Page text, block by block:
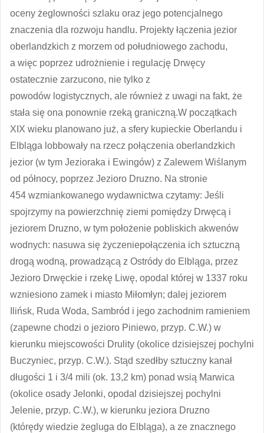
oceny żeglowności szlaku oraz jego potencjalnego
znaczenia dla rozwoju handlu. Projekty łączenia jezior
oberlandzkich z morzem od południowego zachodu,
a więc poprzez udrożnienie i regulację Drwęcy
ostatecznie zarzucono, nie tylko z
powodów logistycznych, ale również z uwagi na fakt, że
stała się ona ponownie rzeką graniczną.W początkach
XIX wieku planowano już, a sfery kupieckie Oberlandu i
Elbląga lobbowały na rzecz połączenia oberlandzkich
jezior (w tym Jezioraka i Ewingów) z Zalewem Wiślanym
od północy, poprzez Jezioro Druzno. Na stronie
454 wzmiankowanego wydawnictwa czytamy: Jeśli
spojrzymy na powierzchnię ziemi pomiędzy Drwęcą i
jeziorem Druzno, w tym położenie pobliskich akwenów
wodnych: nasuwa się życzeniepołączenia ich sztuczną
drogą wodną, prowadzącą z Ostródy do Elbląga, przez
Jezioro Drwęckie i rzekę Liwę, opodal której w 1337 roku
wzniesiono zamek i miasto Miłomłyn; dalej jeziorem
Ilińsk, Ruda Woda, Sambród i jego zachodnim ramieniem
(zapewne chodzi o jezioro Piniewo, przyp. C.W.) w
kierunku miejscowości Drulity (okolice dzisiejszej pochylni
Buczyniec, przyp. C.W.). Stąd szedłby sztuczny kanał
długości 1 i 3/4 mili (ok. 13,2 km) ponad wsią Marwica
(okolice osady Jelonki, opodal dzisiejszej pochylni
Jelenie, przyp. C.W.), w kierunku jeziora Druzno
(którędy wiedzie żegluga do Elbląga), a ze znacznego